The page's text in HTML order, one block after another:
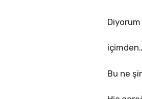
Diyorum
Bu ne